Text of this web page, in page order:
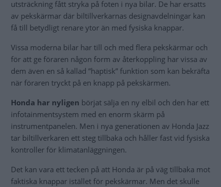
utsträckning fått stryka på foten i nya bilar. De har ersatts
av pekskärmar där biltillverkarnas designavdelningar kan
få till betydligt renare ytor än med fysiska knappar.
Vissa moderna bilar har till och med flera pekskärmar och
för att ge föraren någon form av återkoppling har vissa av
dem även en så kallad ”haptisk” funktion som kan bekräfta
när föraren tryckt på en knapp på pekskärmen.
Honda har nyligen börjat sälja en ny elbil och den har ett
infotainmentsystem med en enorm skärm på
instrumentpanelen. Men i nya generationen av Honda Jazz
tar biltillverkaren ett steg tillbaka och håller fast vid fysiska
kontroller för klimatanläggningen.
Det kan vara ett tecken på att Honda är på väg tillbaka mot
faktiska knappar istället för pekskärmar. Men det skulle